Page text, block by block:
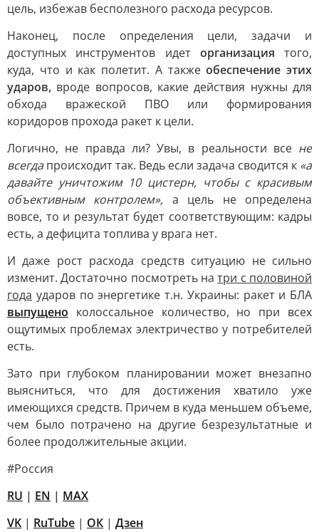
цель, избежав бесполезного расхода ресурсов.
Наконец, после определения цели, задачи и
доступных инструментов идет организация того,
куда, что и как полетит. А такжеобеспечение этих
ударов, вроде вопросов, какие действия нужны для
обхода вражеской ПВО или формирования
коридоров прохода ракет к цели.
Логично, не правда ли? Увы, в реальности все не
всегдапроисходит так. Ведь если задача сводится к «а
давайте уничтожим 10 цистерн, чтобы с красивым
объективным контролем», а цель не определена
вовсе, то и результат будет соответствующим: кадры
есть, а дефицита топлива у врага нет.
И даже рост расхода средств ситуацию не сильно
изменит. Достаточно посмотреть натри с половиной
года ударов по энергетике т.н. Украины: ракет и БЛА
выпущено колоссальное количество, но при всех
ощутимых проблемах электричество у потребителей
есть.
Зато при глубоком планировании может внезапно
выясниться, что для достижения хватило уже
имеющихся средств. Причем в куда меньшем объеме,
чем было потрачено на другие безрезультатные и
более продолжительные акции.
#Россия
RU | EN | MAX
VK | RuTube | ОК | Дзен